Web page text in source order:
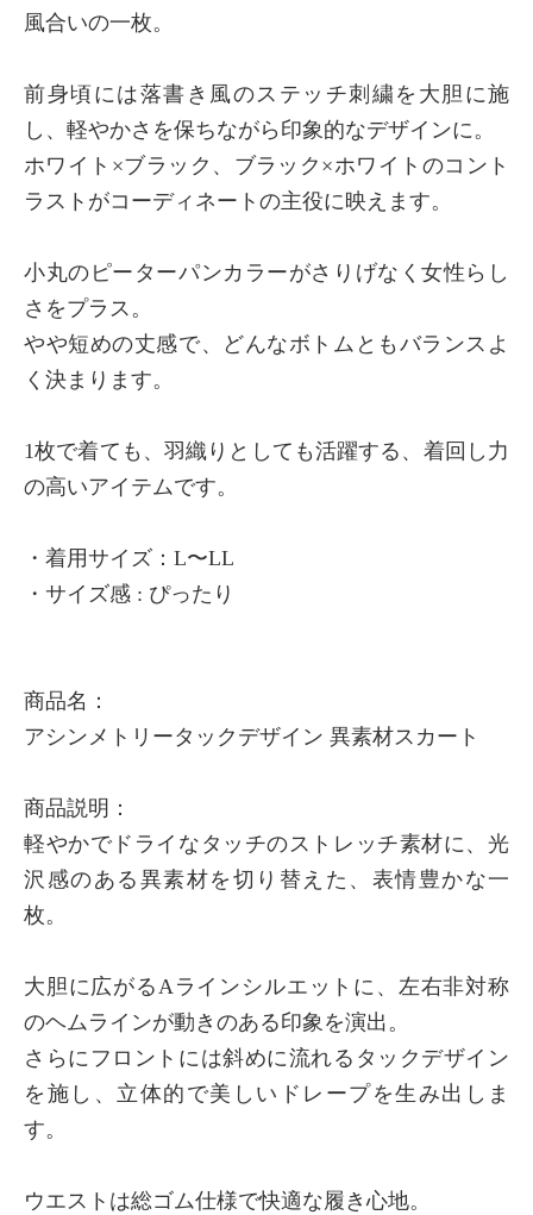
風合いの一枚。
前身頃には落書き風のステッチ刺繍を大胆に施
し、軽やかさを保ちながら印象的なデザインに。
ホワイト×ブラック、ブラック×ホワイトのコント
ラストがコーディネートの主役に映えます。
小丸のピーターパンカラーがさりげなく女性らし
さをプラス。
やや短めの丈感で、どんなボトムともバランスよ
く決まります。
1枚で着ても、羽織りとしても活躍する、着回し力
の高いアイテムです。
・着用サイズ：L〜LL
・サイズ感 : ぴったり
商品名：
アシンメトリータックデザイン 異素材スカート
商品説明：
軽やかでドライなタッチのストレッチ素材に、光
沢感のある異素材を切り替えた、表情豊かな一
枚。
大胆に広がるAラインシルエットに、左右非対称
のヘムラインが動きのある印象を演出。
さらにフロントには斜めに流れるタックデザイン
を施し、立体的で美しいドレープを生み出しま
す。
ウエストは総ゴム仕様で快適な履き心地。